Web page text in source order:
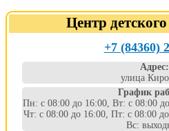
Центр
+7 (84360)
Адрес:
улица
График
Пн: с 08:00 до 16:00, Вт: с 08:00
Чт: с 08:00 до 16:00, Пт: с 08:00
Вс: